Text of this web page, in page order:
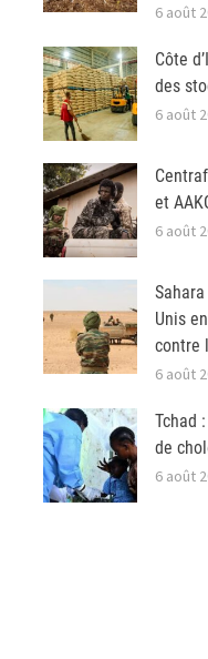
6 août
Côte
des
6 août
et
6 août
Unis
contre
6 août
Tchad
de
6 août